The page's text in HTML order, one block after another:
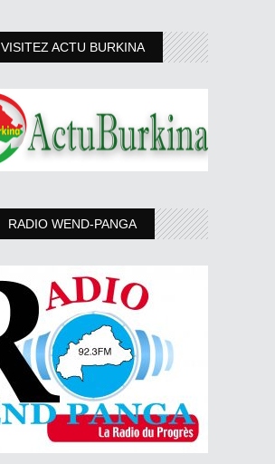
VISITEZ ACTU BURKINA
RADIO WEND-PANGA